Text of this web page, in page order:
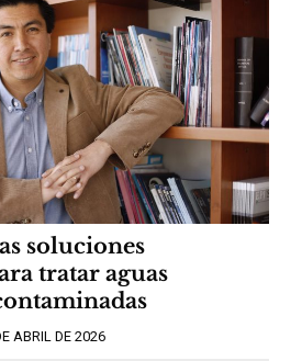
soluciones
tratar aguas
ABRIL DE 2026